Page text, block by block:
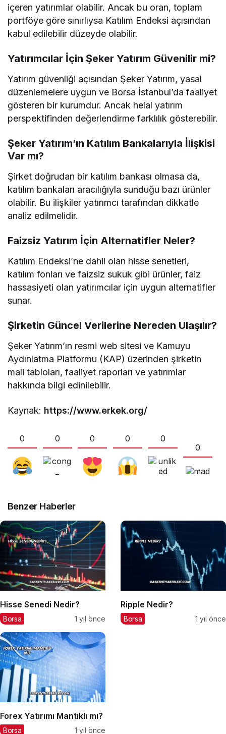
içeren yatırımlar olabilir. Ancak bu oran, toplam
portföye göre sınırlıysa Katılım Endeksi açısından
kabul edilebilir düzeyde olabilir.
Yatırımcılar İçin Şeker Yatırım Güvenilir mi?
Yatırım güvenliği açısından Şeker Yatırım, yasal
düzenlemelere uygun ve Borsa İstanbul’da faaliyet
gösteren bir kurumdur. Ancak helal yatırım
perspektifinden değerlendirme farklılık gösterebilir.
Şeker Yatırım’ın Katılım Bankalarıyla İlişkisi
Var mı?
Şirket doğrudan bir katılım bankası olmasa da,
katılım bankaları aracılığıyla sunduğu bazı ürünler
olabilir. Bu ilişkiler yatırımcı tarafından dikkatle
analiz edilmelidir.
Faizsiz Yatırım İçin Alternatifler Neler?
Katılım Endeksi’ne dahil olan hisse senetleri,
katılım fonları ve faizsiz sukuk gibi ürünler, faiz
hassasiyeti olan yatırımcılar için uygun alternatifler
sunar.
Şirketin Güncel Verilerine Nereden Ulaşılır?
Şeker Yatırım’ın resmi web sitesi ve Kamuyu
Aydınlatma Platformu (KAP) üzerinden şirketin
mali tabloları, faaliyet raporları ve yatırımlar
hakkında bilgi edinilebilir.
Kaynak: https://www.erkek.org/
0 0 0 0
0
0
Benzer Haberler
Hisse Senedi Nedir?
Borsa 1 yıl önce
Ripple Nedir?
Borsa 1 yıl önce
Forex Yatırımı Mantıklı mı?
Borsa 1 yıl önce